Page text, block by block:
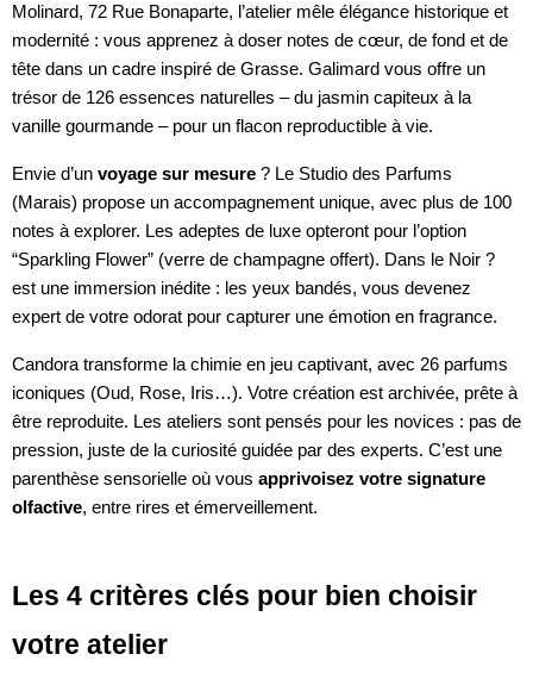
Molinard, 72 Rue Bonaparte, l’atelier mêle élégance historique et
modernité : vous apprenez à doser notes de cœur, de fond et de
tête dans un cadre inspiré de Grasse. Galimard vous offre un
trésor de 126 essences naturelles – du jasmin capiteux à la
vanille gourmande – pour un flacon reproductible à vie.
Envie d’un voyage sur mesure ? Le Studio des Parfums
(Marais) propose un accompagnement unique, avec plus de 100
notes à explorer. Les adeptes de luxe opteront pour l’option
“Sparkling Flower” (verre de champagne offert). Dans le Noir ?
est une immersion inédite : les yeux bandés, vous devenez
expert de votre odorat pour capturer une émotion en fragrance.
Candora transforme la chimie en jeu captivant, avec 26 parfums
iconiques (Oud, Rose, Iris…). Votre création est archivée, prête à
être reproduite. Les ateliers sont pensés pour les novices : pas de
pression, juste de la curiosité guidée par des experts. C’est une
parenthèse sensorielle où vous apprivoisez votre signature
olfactive, entre rires et émerveillement.
Les 4 critères clés pour bien choisir
votre atelier